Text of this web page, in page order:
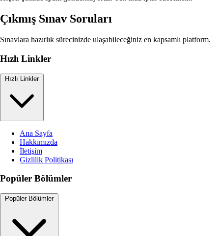
Çıkmış Sınav Soruları
Sınavlara hazırlık sürecinizde ulaşabileceğiniz en kapsamlı platform.
Hızlı Linkler
Hızlı Linkler
Ana Sayfa
Hakkımızda
İletişim
Gizlilik Politikası
Popüler Bölümler
Popüler Bölümler